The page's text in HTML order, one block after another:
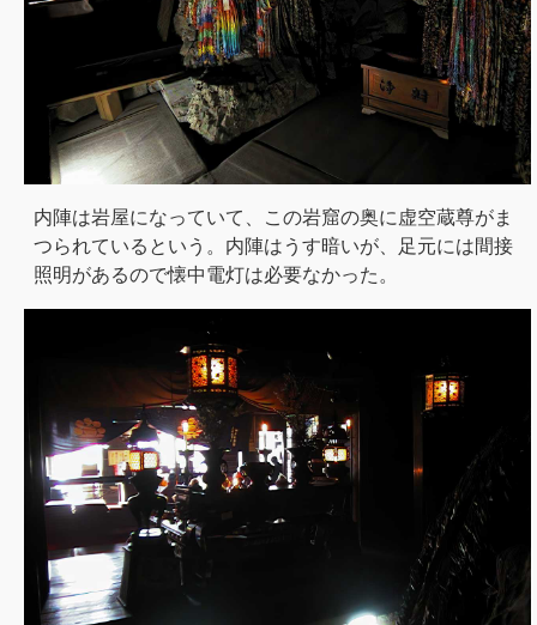
内陣は岩屋になっていて、この岩窟の奥に虚空蔵尊がま
つられているという。内陣はうす暗いが、足元には間接
照明があるので懐中電灯は必要なかった。